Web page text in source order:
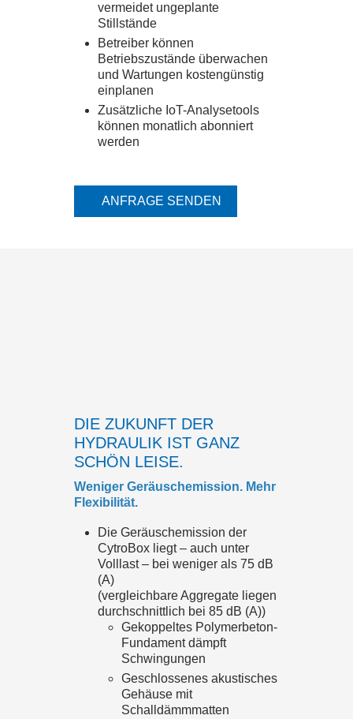
vermeidet ungeplante
Stillstände
Betreiber können
Betriebszustände überwachen
und Wartungen kostengünstig
einplanen
Zusätzliche IoT-Analysetools
können monatlich abonniert
werden
ANFRAGE SENDEN
DIE ZUKUNFT DER
HYDRAULIK IST GANZ
SCHÖN LEISE.
Weniger Geräuschemission. Mehr
Flexibilität.
Die Geräuschemission der
CytroBox liegt – auch unter
Volllast – bei weniger als 75 dB
(A)
(vergleichbare Aggregate liegen
durchschnittlich bei 85 dB (A))
Gekoppeltes Polymerbeton-
Fundament dämpft
Schwingungen
Geschlossenes akustisches
Gehäuse mit
Schalldämmmatten